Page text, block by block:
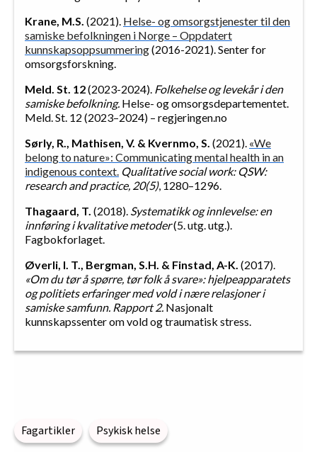
Krane, M.S. (2021). Helse- og omsorgstjenester til den
samiske befolkningen i Norge – Oppdatert
kunnskapsoppsummering(2016-2021). Senter for
omsorgsforskning.
Meld. St. 12(2023-2024). Folkehelse og levekår i den
samiske befolkning. Helse- og omsorgsdepartementet.
Meld. St. 12 (2023–2024) – regjeringen.no
Sørly, R., Mathisen, V. & Kvernmo, S. (2021). «We
belong to nature»: Communicating mental health in an
indigenous context. Qualitative social work: QSW:
research and practice, 20(5), 1280–1296.
Thagaard, T. (2018). Systematikk og innlevelse: en
innføring i kvalitative metoder(5. utg. utg.).
Fagbokforlaget.
Øverli, I. T., Bergman, S.H. & Finstad, A-K. (2017).
«Om du tør å spørre, tør folk å svare»: hjelpeapparatets
og politiets erfaringer med vold i nære relasjoner i
samiske samfunn. Rapport 2. Nasjonalt
kunnskapssenter om vold og traumatisk stress.
Fagartikler Psykisk helse